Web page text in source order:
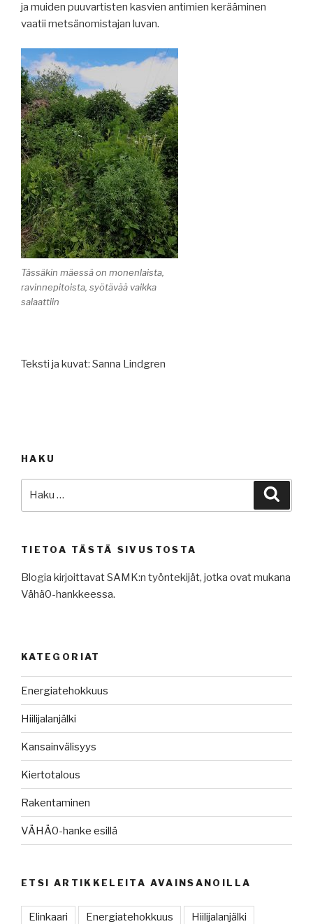
ja muiden puuvartisten kasvien antimien kerääminen
vaatii metsänomistajan luvan.
Tässäkin mäessä on monenlaista,
ravinnepitoista, syötävää vaikka
salaattiin
Teksti ja kuvat: Sanna Lindgren
HAKU
TIETOA TÄSTÄ SIVUSTOSTA
Blogia kirjoittavat SAMK:n työntekijät, jotka ovat mukana
Vähä0-hankkeessa.
KATEGORIAT
Energiatehokkuus
Hiilijalanjälki
Kansainvälisyys
Kiertotalous
Rakentaminen
VÄHÄ0-hanke esillä
ETSI ARTIKKELEITA AVAINSANOILLA
Elinkaari Energiatehokkuus Hiilijalanjälki